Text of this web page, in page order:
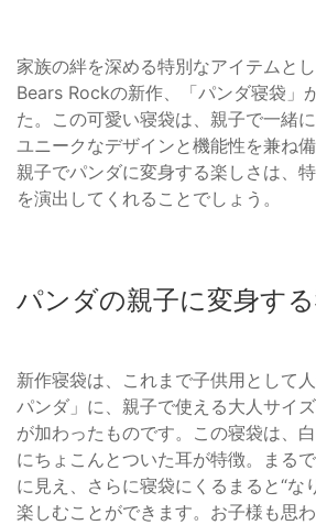
家族の絆を深める特別なアイテムと
Bears Rockの新作、「パンダ寝袋」
た。この可愛い寝袋は、親子で一緒
ユニークなデザインと機能性を兼ね
親子でパンダに変身する楽しさは、
を演出してくれることでしょう。
パンダの親子に変身す
新作寝袋は、これまで子供用として
パンダ」に、親子で使える大人サイ
が加わったものです。この寝袋は、
にちょこんとついた耳が特徴。まる
に見え、さらに寝袋にくるまると“な
楽しむことができます。お子様も思